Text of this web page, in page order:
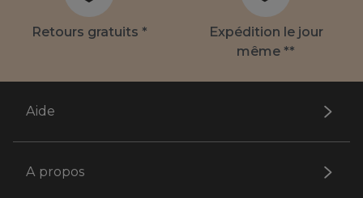
Retours gratuits *
Expédition le jour
même **
Aide
A propos